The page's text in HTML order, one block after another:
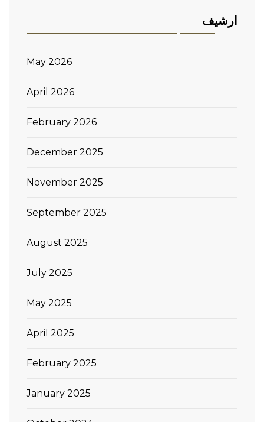
ارشيف
May 2026
April 2026
February 2026
December 2025
November 2025
September 2025
August 2025
July 2025
May 2025
April 2025
February 2025
January 2025